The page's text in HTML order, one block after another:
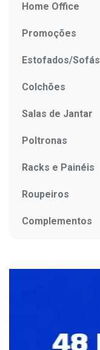
Home Office
Promoções
Estofados/Sofás
Colchões
Salas de Jantar
Poltronas
Racks e Painéis
Roupeiros
Complementos